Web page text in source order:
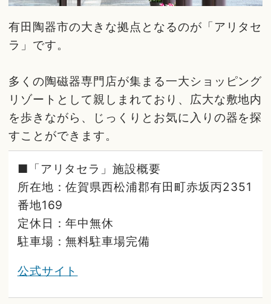
有田陶器市の大きな拠点となるのが「アリタセ
ラ」です。
多くの陶磁器専門店が集まる一大ショッピング
リゾートとして親しまれており、広大な敷地内
を歩きながら、じっくりとお気に入りの器を探
すことができます。
■「アリタセラ」施設概要
所在地：佐賀県西松浦郡有田町赤坂丙2351
番地169
定休日：年中無休
駐車場：無料駐車場完備
公式サイト